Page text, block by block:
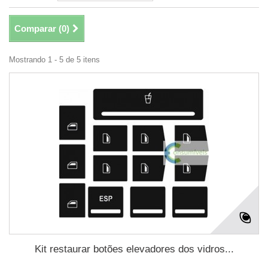
Comparar (0)
Mostrando 1 - 5 de 5 itens
Kit restaurar botões elevadores dos vidros...